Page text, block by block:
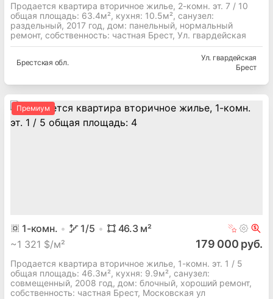
Продается квартира вторичное жилье, 2-комн. эт. 7 / 10
общая площадь: 63.4м², кухня: 10.5м², cанузел:
раздельный, 2017 год, дом: панельный, нормальный
ремонт, собственность: частная Брест, Ул. гвардейская
Брестская обл.
Ул. гвардейская
Брест
Премиум
1-комн. 1/5 46.3м²
~1 321 $/м² 179 000 руб.
Продается квартира вторичное жилье, 1-комн. эт. 1 / 5
общая площадь: 46.3м², кухня: 9.9м², cанузел:
совмещенный, 2008 год, дом: блочный, хороший ремонт,
собственность: частная Брест, Московская ул